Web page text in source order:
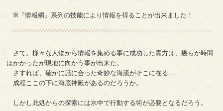
※『情報網』系列の技能により情報を得ることが出来ました！
さて。様々な人物から情報を集める事に成功した貴方は、幾らか時間
はかかったが現地に向かう事が出来た。
さすれば、確かに話に合った奇妙な海流がそこに在る……
成程ここの下に海底神殿があるのだろうか。
しかし此処からの探索には水中で行動する術が必要となるだろう。